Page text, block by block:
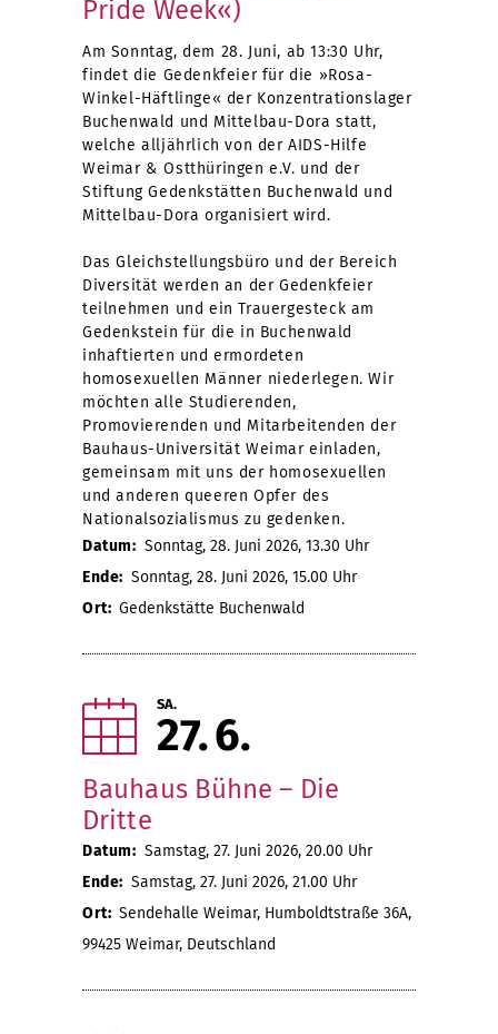
Pride Week«)
Am Sonntag, dem 28. Juni, ab 13:30 Uhr,
findet die Gedenkfeier für die »Rosa-
Winkel-Häftlinge« der Konzentrationslager
Buchenwald und Mittelbau-Dora statt,
welche alljährlich von der AIDS-Hilfe
Weimar & Ostthüringen e.V. und der
Stiftung Gedenkstätten Buchenwald und
Mittelbau-Dora organisiert wird.
Das Gleichstellungsbüro und der Bereich
Diversität werden an der Gedenkfeier
teilnehmen und ein Trauergesteck am
Gedenkstein für die in Buchenwald
inhaftierten und ermordeten
homosexuellen Männer niederlegen. Wir
möchten alle Studierenden,
Promovierenden und Mitarbeitenden der
Bauhaus-Universität Weimar einladen,
gemeinsam mit uns der homosexuellen
und anderen queeren Opfer des
Nationalsozialismus zu gedenken.
Datum: Sonntag, 28. Juni 2026, 13.30 Uhr
Ende: Sonntag, 28. Juni 2026, 15.00 Uhr
Ort: Gedenkstätte Buchenwald
SA.
27 6
Bauhaus Bühne – Die
Dritte
Datum: Samstag, 27. Juni 2026, 20.00 Uhr
Ende: Samstag, 27. Juni 2026, 21.00 Uhr
Ort: Sendehalle Weimar, Humboldtstraße 36A,
99425 Weimar, Deutschland